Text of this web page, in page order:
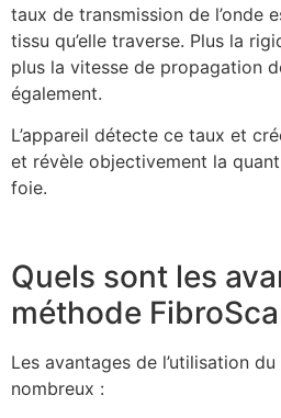
taux de transmission de l’onde
tissu qu’elle traverse. Plus la
plus la vitesse de propagation
également.
L’appareil détecte ce taux et
et révèle objectivement la
foie.
Quels sont les
méthode
Les avantages de l’utilisation
nombreux :